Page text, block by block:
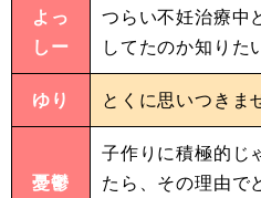
よっ
しー
つらい不妊治療中
してたのか知りた
ゆり とくに思いつきま
憂鬱
子作りに積極的じ
たら、その理由で